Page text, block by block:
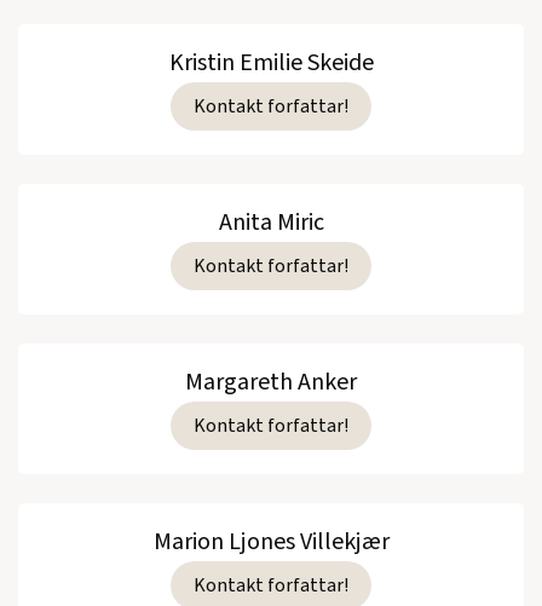
Kristin Emilie Skeide
Kontakt forfattar!
Anita Miric
Kontakt forfattar!
Margareth Anker
Kontakt forfattar!
Marion Ljones Villekjær
Kontakt forfattar!